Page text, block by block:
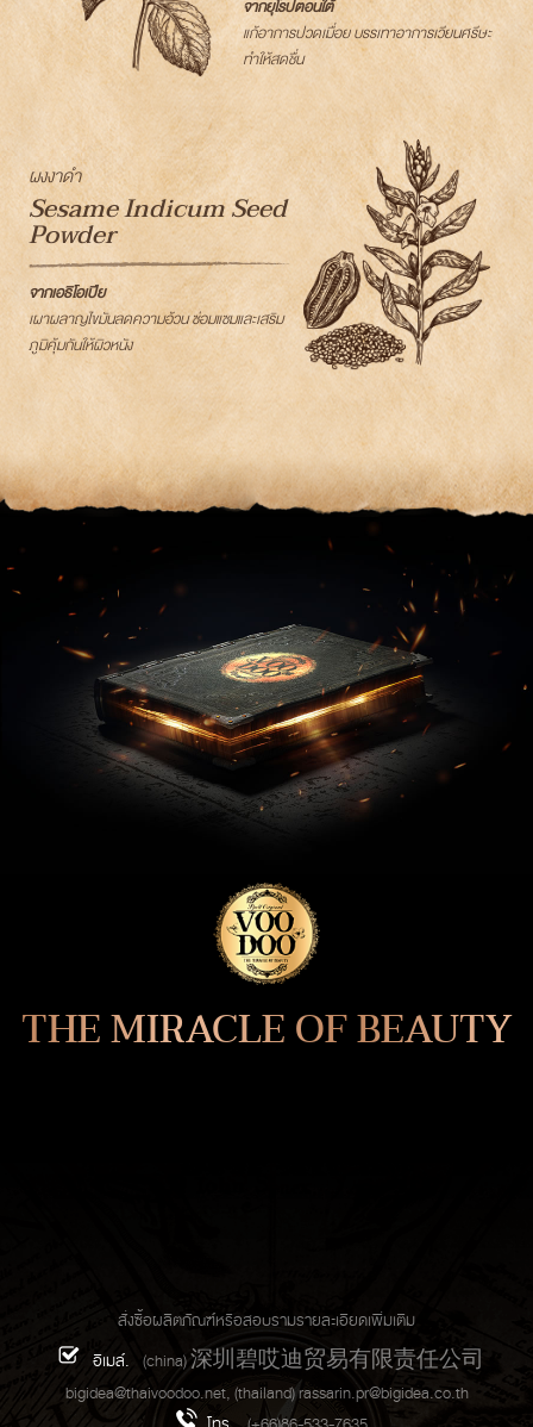
จากยุโรปตอนใต้
แก้อาการปวดเมื่อย บรรเทาอาการเวียนศรีษะ
ทำให้สดชื่น
ผงงาดำ
Sesame Indicum Seed
Powder
จากเอธิโอเปีย
เผาผลาญไขมันลดความอ้วน ซ่อมแซมและเสริม
ภูมิคุ้มกันให้ผิวหนัง
THE MIRACLE OF BEAUTY
สั่งซื้อผลิตภัณฑ์หรือสอบรามรายละเอียดเพิ่มเติม
อีเมล์. (china) 深圳碧哎迪贸易有限责任公司
bigidea@thaivoodoo.net, (thailand)rassarin.pr@bigidea.co.th